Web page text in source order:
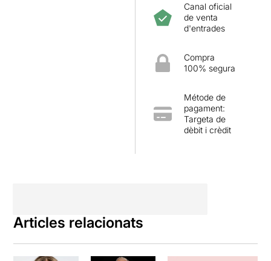
Canal oficial
de venta
d'entrades
Compra
100% segura
Métode de
pagament:
Targeta de
dèbit i crèdit
Articles relacionats